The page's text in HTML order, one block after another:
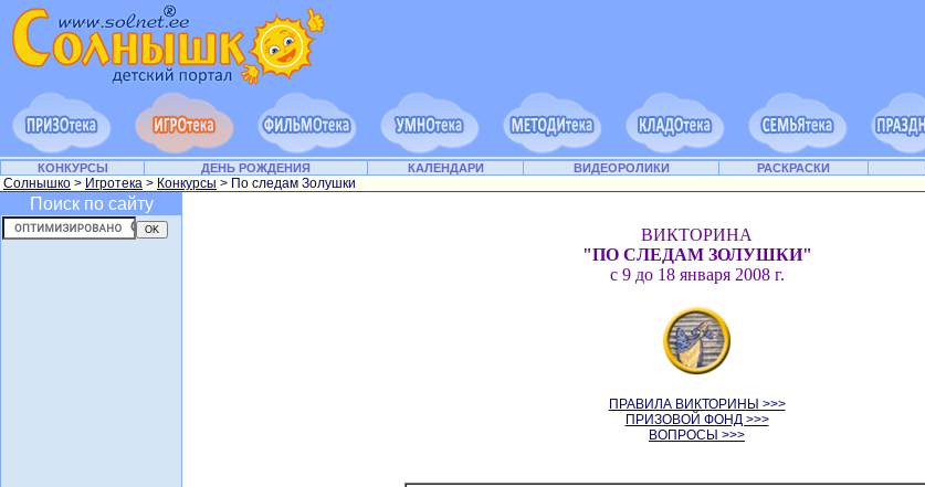
КОНКУРСЫ ДЕНЬ РОЖДЕНИЯ КАЛЕНДАРИ ВИДЕОРОЛИКИ РАСКРАСКИ
Солнышко > Игротека > Конкурсы > По следам Золушки
Поиск по сайту
ВИКТОРИНА
"ПО СЛЕДАМ ЗОЛУШКИ"
с 9 до 18 января 2008 г.
ПРАВИЛА ВИКТОРИНЫ >>>
ПРИЗОВОЙ ФОНД >>>
ВОПРОСЫ >>>